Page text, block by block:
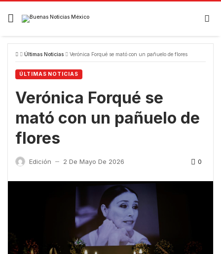
Skip
content
Últimas Noticias Verónica Forqué se mató con un pañuelo de flores
ÚLTIMAS NOTICIAS
Verónica Forqué se
mató con un pañuelo de
flores
Edición — 2 De Mayo De 2026 0